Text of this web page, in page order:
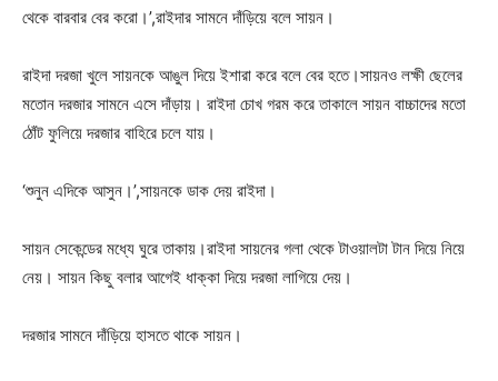
থেকে বারবার বের করো।’,রাইদার সামনে দাঁড়িয়ে বলে সায়ন।
রাইদা দরজা খুলে সায়নকে আঙুল দিয়ে ইশারা করে বলে বের হতে।সায়নও লক্ষী ছেলের
মতোন দরজার সামনে এসে দাঁড়ায়। রাইদা চোখ গরম করে তাকালে সায়ন বাচ্চাদের মতো
ঠোঁট ফুলিয়ে দরজার বাহিরে চলে যায়।
‘শুনুন এদিকে আসুন।’,সায়নকে ডাক দেয় রাইদা।
সায়ন সেকেন্ডের মধ্যে ঘুরে তাকায়।রাইদা সায়নের গলা থেকে টাওয়ালটা টান দিয়ে নিয়ে
নেয়। সায়ন কিছু বলার আগেই ধাক্কা দিয়ে দরজা লাগিয়ে দেয়।
দরজার সামনে দাঁড়িয়ে হাসতে থাকে সায়ন।